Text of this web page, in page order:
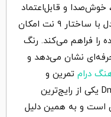
خوش‌صدا و قابل‌اعتماد
در کوک ر مینور (Dm) هستند. این مدل با ساختار ۹ نت امکان
را فراهم می‌کند. رنگ
نشان می‌دهد و
درام تمرین و
استفادهٔ روزمره تبدیل می‌کند. کوک Dm یکی از رایج‌ترین
است و به همین دلیل